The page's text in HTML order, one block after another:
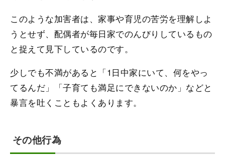
このような加害者は、家事や育児の苦労を理解しよ
うとせず、配偶者が毎日家でのんびりしているもの
と捉えて見下しているのです。
少しでも不満があると「1日中家にいて、何をやっ
てるんだ」「子育ても満足にできないのか」などと
暴言を吐くこともよくあります。
その他行為